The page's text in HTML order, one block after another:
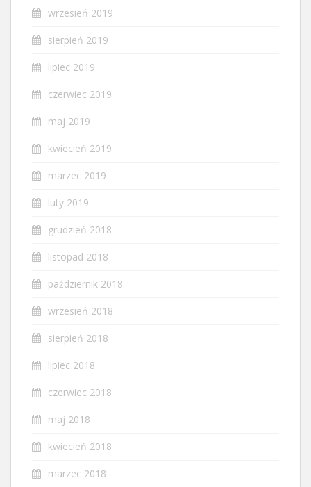
wrzesień 2019
sierpień 2019
lipiec 2019
czerwiec 2019
maj 2019
kwiecień 2019
marzec 2019
luty 2019
grudzień 2018
listopad 2018
październik 2018
wrzesień 2018
sierpień 2018
lipiec 2018
czerwiec 2018
maj 2018
kwiecień 2018
marzec 2018